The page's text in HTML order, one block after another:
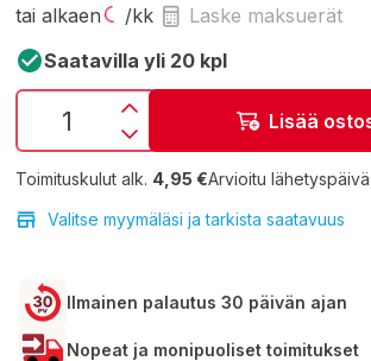
tai alkaen /kk
Laske maksuerät
Saatavilla yli 20 kpl
Lisää
Toimituskulut alk. 4,95 €Arvioitu lähetyspäivä
Valitse myymäläsi ja tarkista saatavuus
Ilmainen palautus 30 päivän ajan
Nopeat ja monipuoliset toimitukset